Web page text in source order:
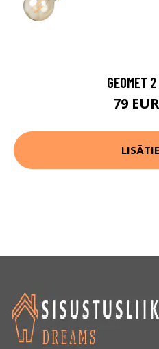
GEOMET
79 EUR